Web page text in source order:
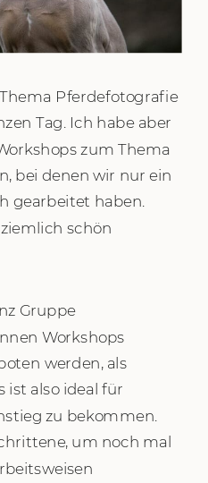
Pferdefotografie
Tag. Ich habe aber
zum Thema
bei denen wir nur ein
gearbeitet haben.
schön
Gruppe
Workshops
werden, als
ist also ideal für
zu bekommen.
um noch mal